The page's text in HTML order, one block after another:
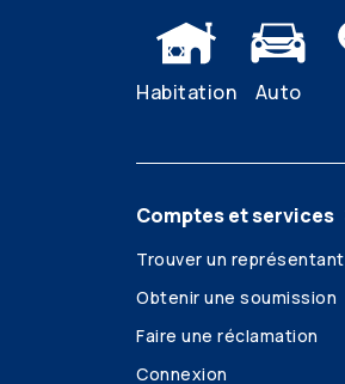
Habitation Auto
Comptes et services
Trouver un représentant
Obtenir une soumission
Faire une réclamation
Connexion